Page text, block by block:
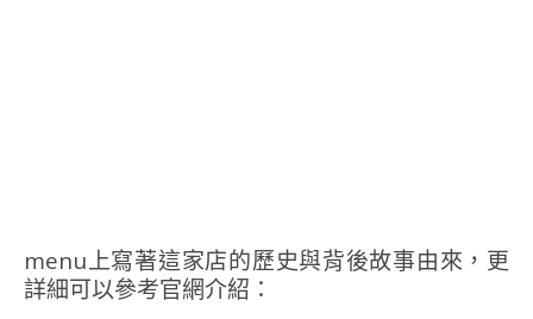
menu上寫著這家店的歷史與背後故事由來，更
詳細可以參考官網介紹：